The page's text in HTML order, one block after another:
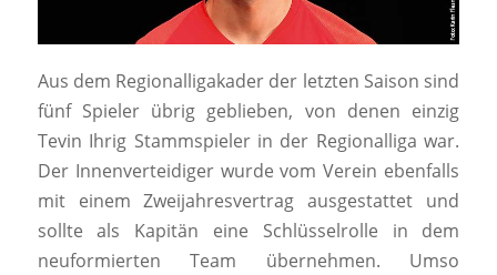
Aus dem Regionalligakader der letzten Saison sind
fünf Spieler übrig geblieben, von denen einzig
Tevin Ihrig Stammspieler in der Regionalliga war.
Der Innenverteidiger wurde vom Verein ebenfalls
mit einem Zweijahresvertrag ausgestattet und
sollte als Kapitän eine Schlüsselrolle in dem
neuformierten Team übernehmen. Umso